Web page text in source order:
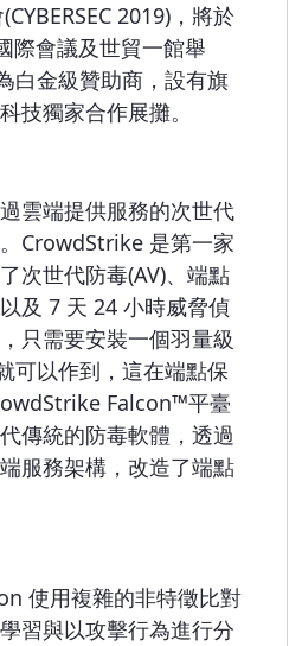
2019)，將於
際會議及世貿一館舉
白金級贊助商，設有旗
技獨家合作展攤。
雲端提供服務的次世代
CrowdStrike 是第一家
次世代防毒(AV)、端點
及 7 天 24 小時威脅偵
只需要安裝一個羽量級
可以作到，這在端點保
Falcon™平臺
傳統的防毒軟體，透過
服務架構，改造了端點
使用複雜的非特徵比對
習與以攻擊行為進行分